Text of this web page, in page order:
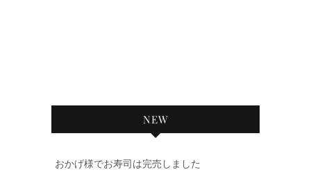
NEW
おかげ様でお寿司は完売しました